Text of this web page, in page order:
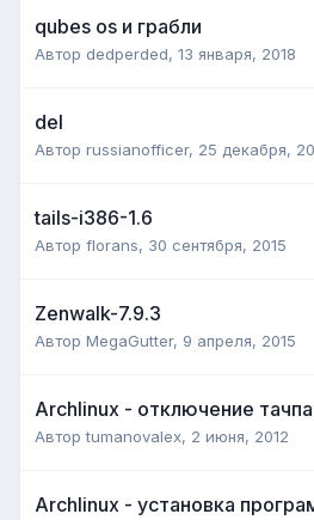
qubes os и грабли
Автор dedperded, 13 января, 2018
del
Автор russianofficer, 25 декабря,
tails-i386-1.6
Автор florans, 30 сентября, 2015
Zenwalk-7.9.3
Автор MegaGutter, 9 апреля, 2015
Archlinux - отключение
Авторtumanovalex, 2 июня, 2012
Archlinux - установка